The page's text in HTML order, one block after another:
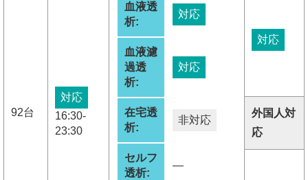
92台
対応
16:30-
23:30
血液透
析:
対応
血液濾
過透
析:
対応
在宅透
析:
非対応
セルフ
透析:
―
対応
外国人対
応